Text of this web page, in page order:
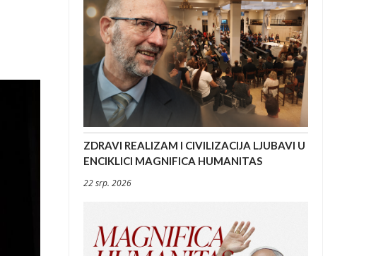
ZDRAVI REALIZAM I CIVILIZACIJA LJUBAVI U
ENCIKLICI MAGNIFICA HUMANITAS
22 srp. 2026